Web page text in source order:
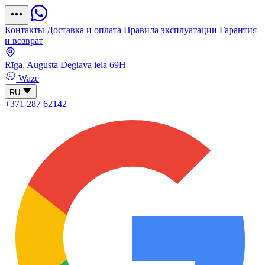
Контакты Доставка и оплата Правила эксплуатации Гарантия
и возврат
Rīga, Augusta Deglava iela 69H
Waze
RU
+371 287 62142